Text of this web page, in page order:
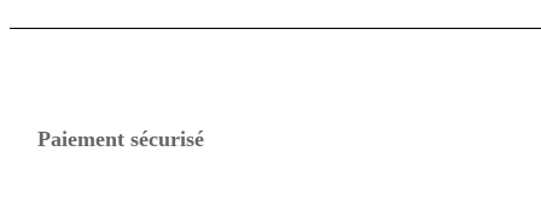
Paiement sécurisé